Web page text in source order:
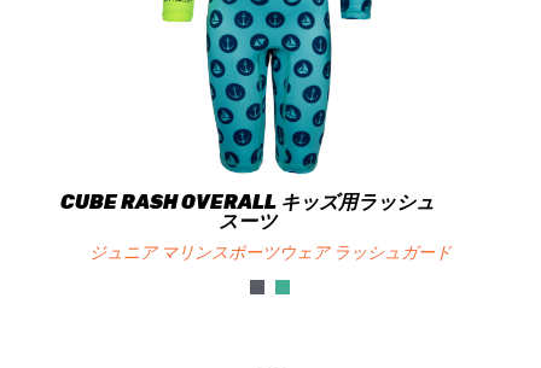
CUBE RASH OVERALL キッズ用ラッシュ
スーツ
ジュニア マリンスポーツウェア ラッシュガード